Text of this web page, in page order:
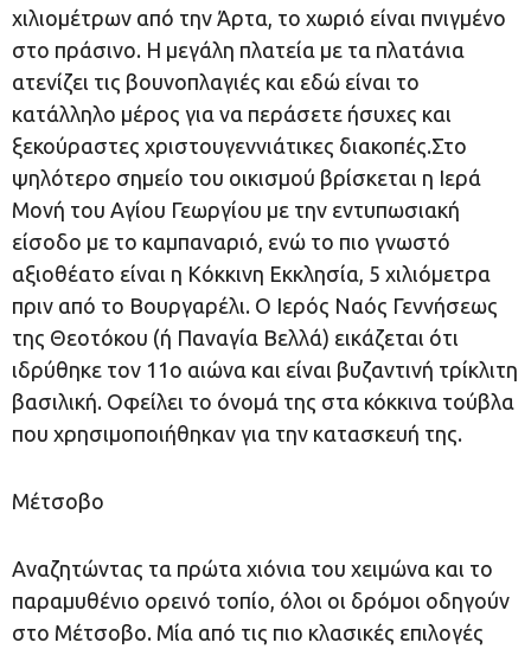
χιλιομέτρων από την Άρτα, το χωριό είναι πνιγμένο
στο πράσινο. Η μεγάλη πλατεία με τα πλατάνια
ατενίζει τις βουνοπλαγιές και εδώ είναι το
κατάλληλο μέρος για να περάσετε ήσυχες και
ξεκούραστες χριστουγεννιάτικες διακοπές.Στο
ψηλότερο σημείο του οικισμού βρίσκεται η Ιερά
Μονή του Αγίου Γεωργίου με την εντυπωσιακή
είσοδο με το καμπαναριό, ενώ το πιο γνωστό
αξιοθέατο είναι η Κόκκινη Εκκλησία, 5 χιλιόμετρα
πριν από το Βουργαρέλι. Ο Ιερός Ναός Γεννήσεως
της Θεοτόκου (ή Παναγία Βελλά) εικάζεται ότι
ιδρύθηκε τον 11ο αιώνα και είναι βυζαντινή τρίκλιτη
βασιλική. Οφείλει το όνομά της στα κόκκινα τούβλα
που χρησιμοποιήθηκαν για την κατασκευή της.
Μέτσοβο
Αναζητώντας τα πρώτα χιόνια του χειμώνα και το
παραμυθένιο ορεινό τοπίο, όλοι οι δρόμοι οδηγούν
στο Μέτσοβο. Μία από τις πιο κλασικές επιλογές